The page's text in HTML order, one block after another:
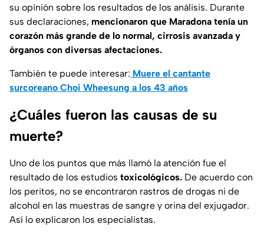
su opinión sobre los resultados de los análisis. Durante
sus declaraciones, mencionaron que Maradona tenía un
corazón más grande de lo normal, cirrosis avanzada y
órganos con diversas afectaciones.
También te puede interesar: Muere el cantante
surcoreano Choi Wheesung a los 43 años
¿Cuáles fueron las causas de su
muerte?
Uno de los puntos que más llamó la atención fue el
resultado de los estudios toxicológicos. De acuerdo con
los peritos, no se encontraron rastros de drogas ni de
alcohol en las muestras de sangre y orina del exjugador.
Así lo explicaron los especialistas.